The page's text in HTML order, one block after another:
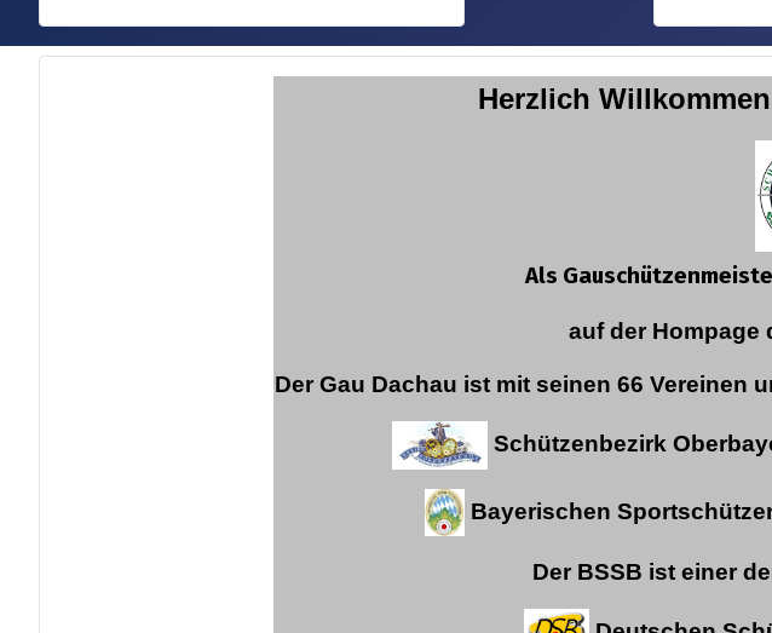
Herzlich Willkommen
Als
auf der Hompage
Der Gau Dachau ist mit seinen 66 Vereinen
Schützenbezirk
Bayerischen
Der BSSB ist einer